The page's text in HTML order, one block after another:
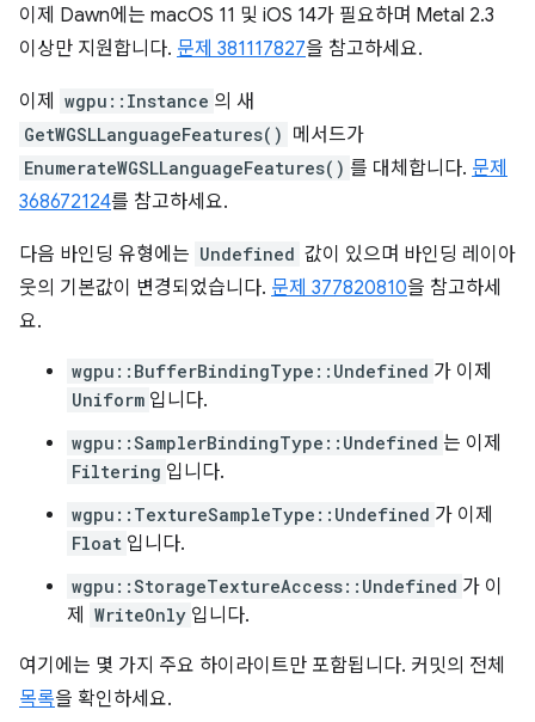
이제 Dawn에는 macOS 11 및 iOS 14가 필요하며 Metal 2.3
이상만 지원합니다. 문제 381117827을 참고하세요.
이제 wgpu::Instance 의 새
GetWGSLLanguageFeatures() 메서드가
EnumerateWGSLLanguageFeatures() 를 대체합니다. 문제
368672124를 참고하세요.
다음 바인딩 유형에는 Undefined 값이 있으며 바인딩 레이아
웃의 기본값이 변경되었습니다. 문제 377820810을 참고하세
요.
wgpu::BufferBindingType::Undefined 가 이제
Uniform 입니다.
wgpu::SamplerBindingType::Undefined 는 이제
Filtering 입니다.
wgpu::TextureSampleType::Undefined 가 이제
Float 입니다.
wgpu::StorageTextureAccess::Undefined 가 이
제
WriteOnly 입니다.
여기에는 몇 가지 주요 하이라이트만 포함됩니다. 커밋의 전체
목록을 확인하세요.